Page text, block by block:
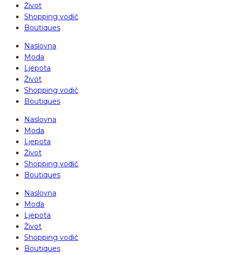
Život
Shopping vodič
Boutiques
Naslovna
Moda
Ljepota
Život
Shopping vodič
Boutiques
Naslovna
Moda
Ljepota
Život
Shopping vodič
Boutiques
Naslovna
Moda
Ljepota
Život
Shopping vodič
Boutiques